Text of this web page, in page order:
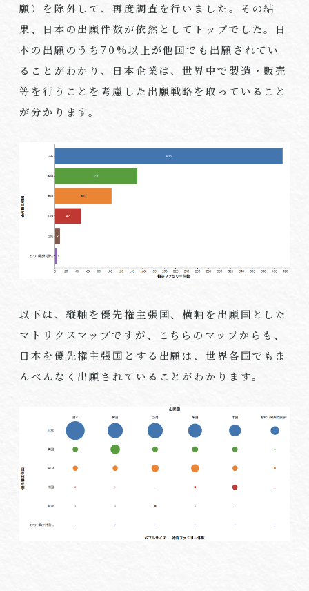
願）を除外して、再度調査を行いました。その結
果、日本の出願件数が依然としてトップでした。日
本の出願のうち70%以上が他国でも出願されてい
ることがわかり、日本企業は、世界中で製造・販売
等を行うことを考慮した出願戦略を取っていること
が分かります。
以下は、縦軸を優先権主張国、横軸を出願国とした
マトリクスマップですが、こちらのマップからも、
日本を優先権主張国とする出願は、世界各国でもま
んべんなく出願されていることがわかります。